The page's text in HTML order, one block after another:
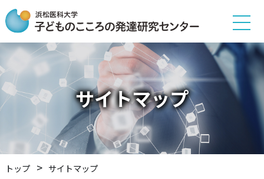
サイトマップ
トップ サイトマップ